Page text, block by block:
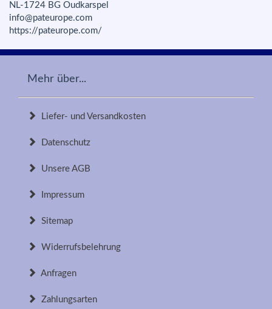
NL-1724 BG Oudkarspel
info@pateurope.com
https://pateurope.com/
Mehr über...
Liefer- und Versandkosten
Datenschutz
Unsere AGB
Impressum
Sitemap
Widerrufsbelehrung
Anfragen
Zahlungsarten